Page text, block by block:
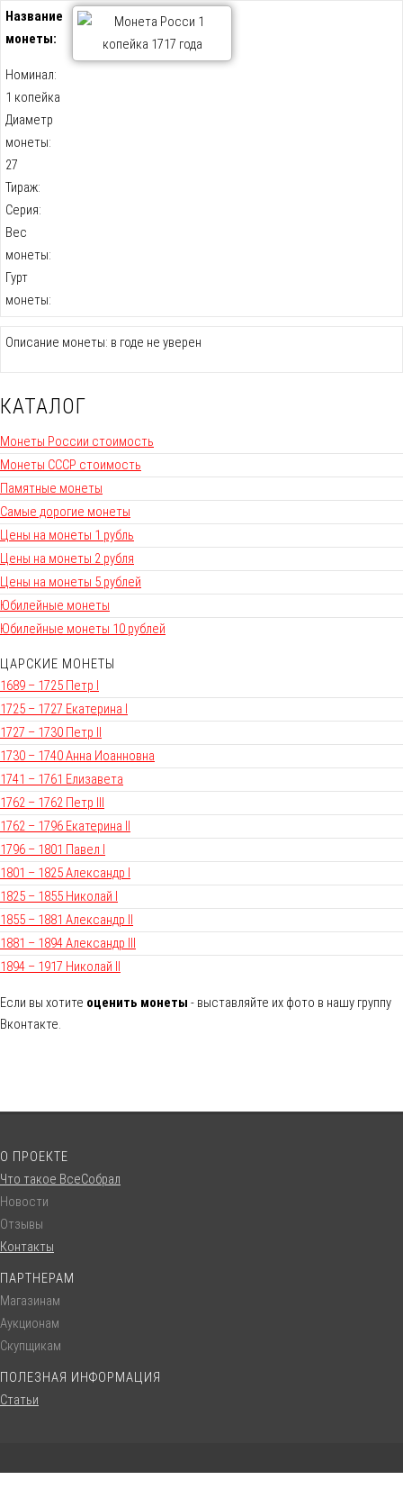
Название
монеты:
Номинал:
1 копейка
Диаметр
монеты:
27
Тираж:
Серия:
Вес
монеты:
Гурт
монеты:
Описание монеты: в годе не уверен
КАТАЛОГ
Монеты России стоимость
Монеты СССР стоимость
Памятные монеты
Самые дорогие монеты
Цены на монеты 1 рубль
Цены на монеты 2 рубля
Цены на монеты 5 рублей
Юбилейные монеты
Юбилейные монеты 10 рублей
ЦАРСКИЕ МОНЕТЫ
1689 – 1725 Петр I
1725 – 1727 Екатерина I
1727 – 1730 Петр II
1730 – 1740 Анна Иоанновна
1741 – 1761 Елизавета
1762 – 1762 Петр III
1762 – 1796 Екатерина II
1796 – 1801 Павел I
1801 – 1825 Александр I
1825 – 1855 Николай I
1855 – 1881 Александр II
1881 – 1894 Александр III
1894 – 1917 Николай II
Если вы хотите оценить монеты - выставляйте их фото в нашу группу
Вконтакте.
О ПРОЕКТЕ
Что такое ВсеСобрал
Новости
Отзывы
Контакты
ПАРТНЕРАМ
Магазинам
Аукционам
Скупщикам
ПОЛЕЗНАЯ ИНФОРМАЦИЯ
Статьи